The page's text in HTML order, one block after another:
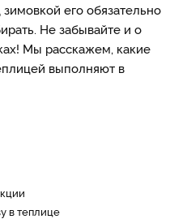
его обязательно
Не забывайте и о
Мы расскажем, какие
выполняют в
в теплице